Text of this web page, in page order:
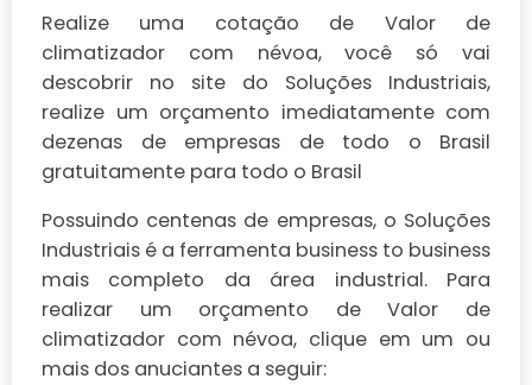
Realize uma cotação de Valor de
climatizador com névoa, você só vai
descobrir no site do Soluções Industriais,
realize um orçamento imediatamente com
dezenas de empresas de todo o Brasil
gratuitamente para todo o Brasil
Possuindo centenas de empresas, o Soluções
Industriais é a ferramenta business to business
mais completo da área industrial. Para
realizar um orçamento de Valor de
climatizador com névoa, clique em um ou
mais dos anuciantes a seguir: